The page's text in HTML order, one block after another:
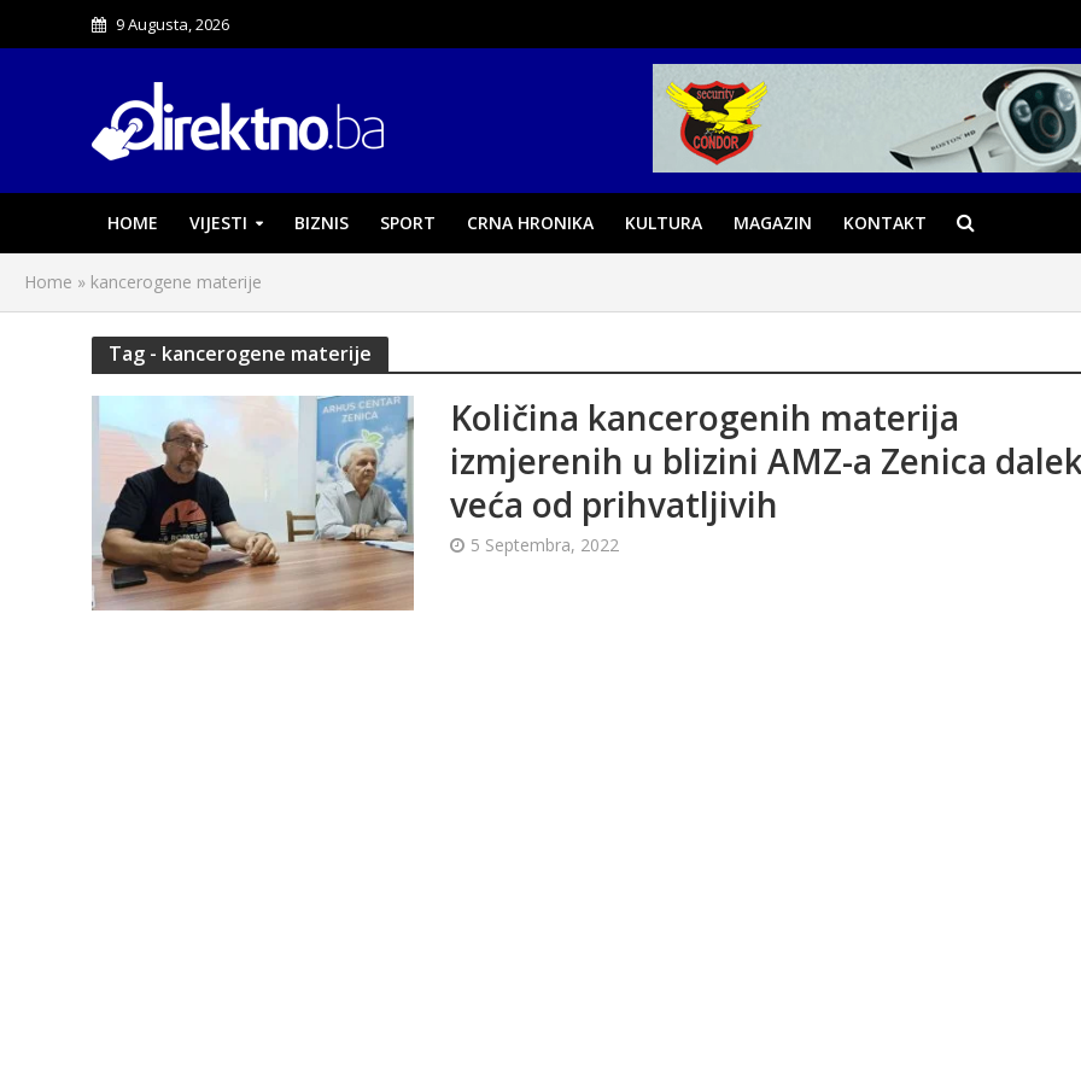
9 Augusta, 2026
HOME VIJESTI BIZNIS SPORT CRNA HRONIKA KULTURA MAGAZIN KONTAKT
Home » kancerogene materije
Tag - kancerogene materije
Količina kancerogenih materija
izmjerenih u blizini AMZ-a Zenica
veća od prihvatljivih
5 Septembra, 2022